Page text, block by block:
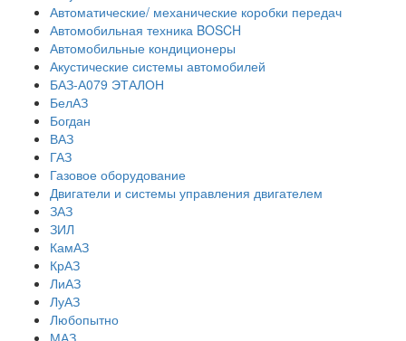
Автоматические/ механические коробки передач
Автомобильная техника BOSCH
Автомобильные кондиционеры
Акустические системы автомобилей
БАЗ-А079 ЭТАЛОН
БелАЗ
Богдан
ВАЗ
ГАЗ
Газовое оборудование
Двигатели и системы управления двигателем
ЗАЗ
ЗИЛ
КамАЗ
КрАЗ
ЛиАЗ
ЛуАЗ
Любопытно
МАЗ